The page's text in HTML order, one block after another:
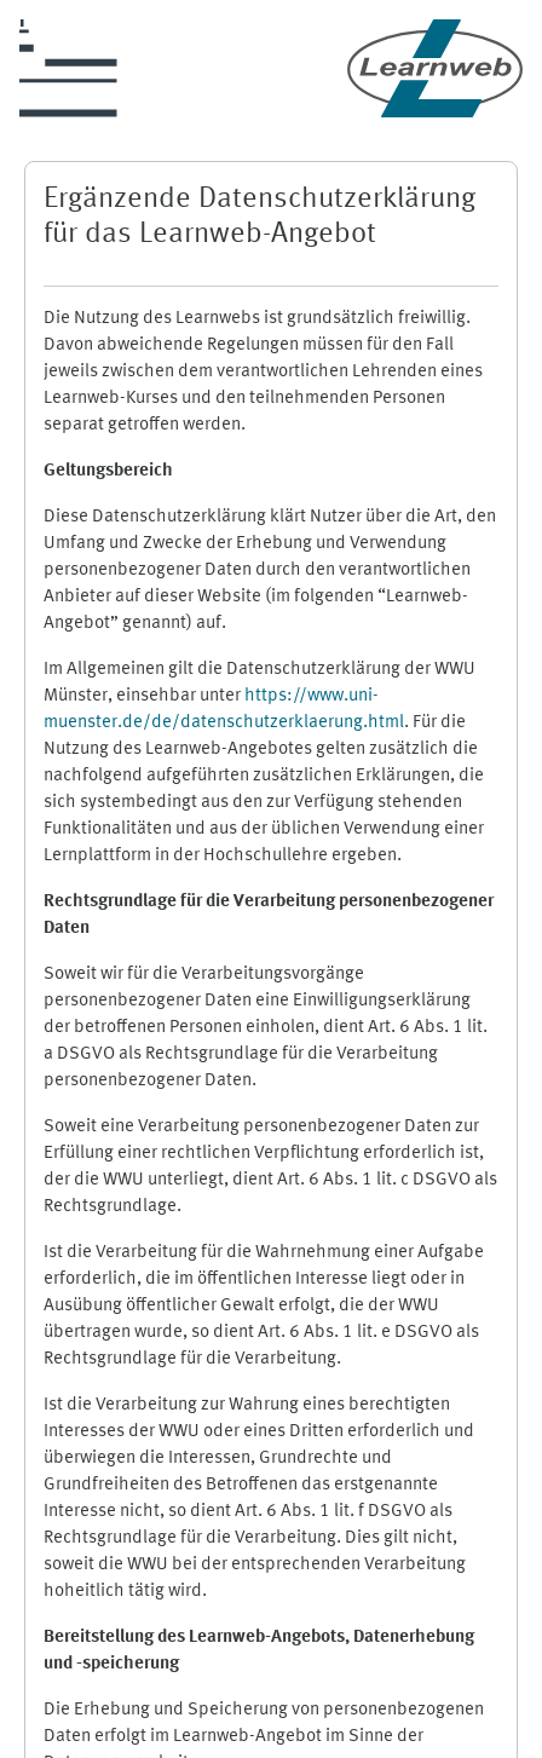
Ergänzende Datenschutzerklärung
für das Learnweb-Angebot
Die Nutzung des Learnwebs ist grundsätzlich freiwillig.
Davon abweichende Regelungen müssen für den Fall
jeweils zwischen dem verantwortlichen Lehrenden eines
Learnweb-Kurses und den teilnehmenden Personen
separat getroffen werden.
Geltungsbereich
Diese Datenschutzerklärung klärt Nutzer über die Art, den
Umfang und Zwecke der Erhebung und Verwendung
personenbezogener Daten durch den verantwortlichen
Anbieter auf dieser Website (im folgenden “Learnweb-
Angebot” genannt) auf.
Im Allgemeinen gilt die Datenschutzerklärung der WWU
Münster, einsehbar unter https://www.uni-
muenster.de/de/datenschutzerklaerung.html. Für die
Nutzung des Learnweb-Angebotes gelten zusätzlich die
nachfolgend aufgeführten zusätzlichen Erklärungen, die
sich systembedingt aus den zur Verfügung stehenden
Funktionalitäten und aus der üblichen Verwendung einer
Lernplattform in der Hochschullehre ergeben.
Rechtsgrundlage für die Verarbeitung personenbezogener
Daten
Soweit wir für die Verarbeitungsvorgänge
personenbezogener Daten eine Einwilligungserklärung
der betroffenen Personen einholen, dient Art. 6 Abs. 1 lit.
a DSGVO als Rechtsgrundlage für die Verarbeitung
personenbezogener Daten.
Soweit eine Verarbeitung personenbezogener Daten zur
Erfüllung einer rechtlichen Verpflichtung erforderlich ist,
der die WWU unterliegt, dient Art. 6 Abs. 1 lit. c DSGVO als
Rechtsgrundlage.
Ist die Verarbeitung für die Wahrnehmung einer Aufgabe
erforderlich, die im öffentlichen Interesse liegt oder in
Ausübung öffentlicher Gewalt erfolgt, die der WWU
übertragen wurde, so dient Art. 6 Abs. 1 lit. e DSGVO als
Rechtsgrundlage für die Verarbeitung.
Ist die Verarbeitung zur Wahrung eines berechtigten
Interesses der WWU oder eines Dritten erforderlich und
überwiegen die Interessen, Grundrechte und
Grundfreiheiten des Betroffenen das erstgenannte
Interesse nicht, so dient Art. 6 Abs. 1 lit. f DSGVO als
Rechtsgrundlage für die Verarbeitung. Dies gilt nicht,
soweit die WWU bei der entsprechenden Verarbeitung
hoheitlich tätig wird.
Bereitstellung des Learnweb-Angebots, Datenerhebung
und -speicherung
Die Erhebung und Speicherung von personenbezogenen
Daten erfolgt im Learnweb-Angebot im Sinne der